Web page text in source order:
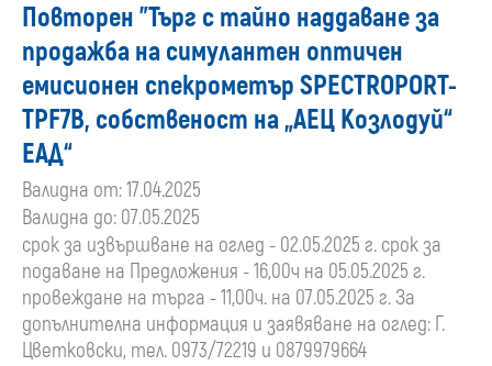
Повторен "Търг с тайно наддаване за
продажба на симулантен оптичен
емисионен спекрометър SPECTROPORT-
TPF7B, собственост на „АЕЦ Козлодуй“
ЕАД“
Валидна от: 17.04.2025
Валидна до: 07.05.2025
срок за извършване на оглед - 02.05.2025 г. срок за
подаване на Предложения - 16,00ч на 05.05.2025 г.
провеждане на търга - 11,00ч. на 07.05.2025 г. За
допълнителна информация и заявяване на оглед: Г.
Цветковски, тел. 0973/72219 и 0879979664